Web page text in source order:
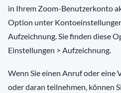
in Ihrem Zoom-Benutzerkonto
Option unter
Aufzeichnung. Sie finden diese
Einstellungen > Aufzeichnung.
Wenn Sie einen Anruf oder eine
oder daran teilnehmen, können